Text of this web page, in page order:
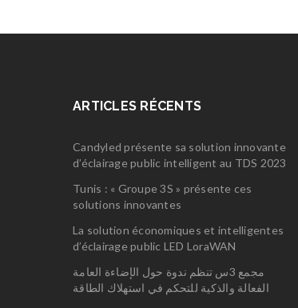
ARTICLES RÉCENTS
Candyled présente sa solution innovante
d’éclairage public intelligent au TDS 2023
Tunis : « Groupe 3S » présente ces
solutions innovantes
La solution économiques et intelligentes
d’éclairage public LED LoraWAN
مجمع 3س تنظم ندوة حول الإضاءة العامة
الفعالة والذكية للتحكم في استهلاك الطاقة